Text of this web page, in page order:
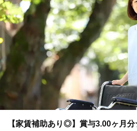
【家賃補助あり◎】賞与3.00ヶ月